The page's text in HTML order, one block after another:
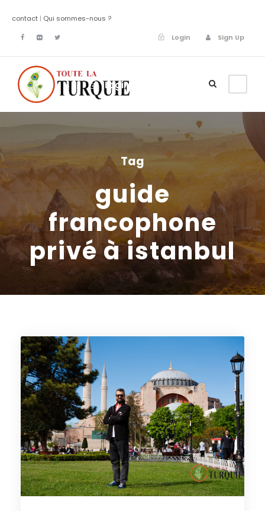
contact | Qui sommes-nous ?
Login
Sign Up
Login
Tag
guide
francophone
privé à istanbul